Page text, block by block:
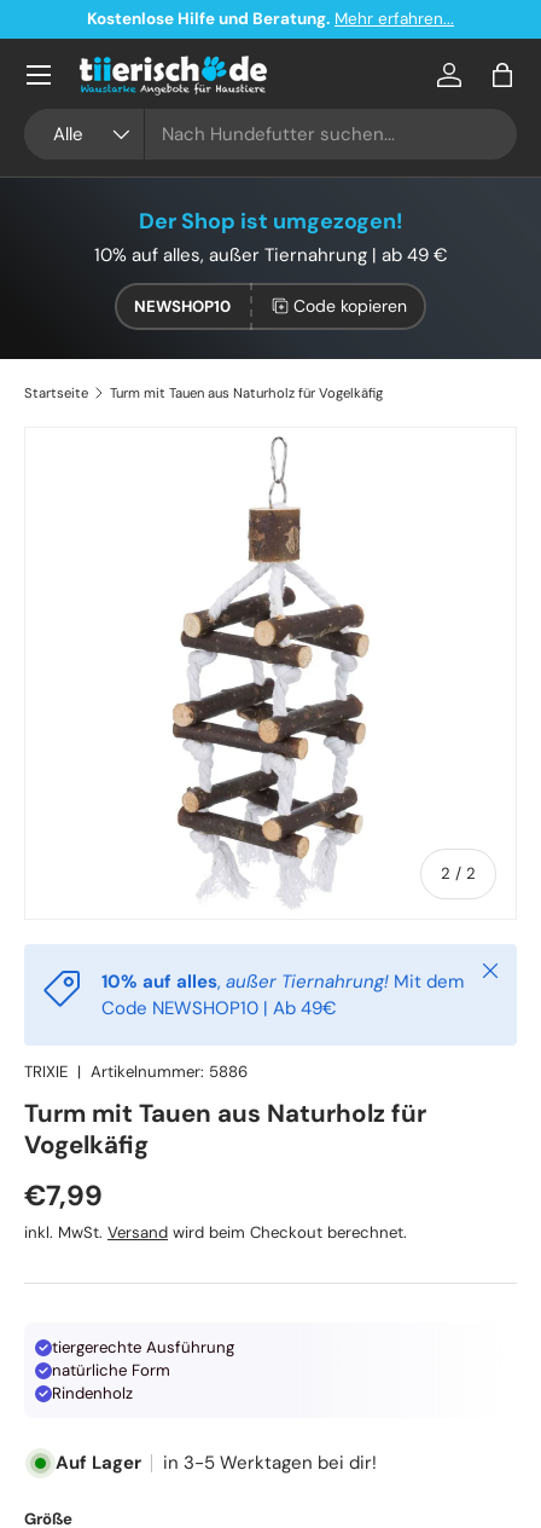
Direkt zum Inhalt
Kostenlose Hilfe und Beratung. Mehr erfahren...
Alle
Konto
Der Shop ist umgezogen!
10% auf alles, außer Tiernahrung | ab 49 €
NEWSHOP10 Code kopieren
Startseite Turm mit Tauen aus Naturholz für Vogelkäfig
Zu Produktinformationen springen
Bild 2 ist nun in der Galerieansicht verfügbar
2 / von
2
10% auf alles, außer Tiernahrung! Mit dem
Code NEWSHOP10 | Ab 49€
TRIXIE | Artikelnummer: 5886
TRIXIE
Turm mit Tauen aus Naturholz für
Vogelkäfig
Normaler Preis
€7,99
inkl. MwSt. Versand wird beim Checkout berechnet.
tiergerechte Ausführung
natürliche Form
Rindenholz
Auf Lager in 3-5 Werktagen bei dir!
Größe